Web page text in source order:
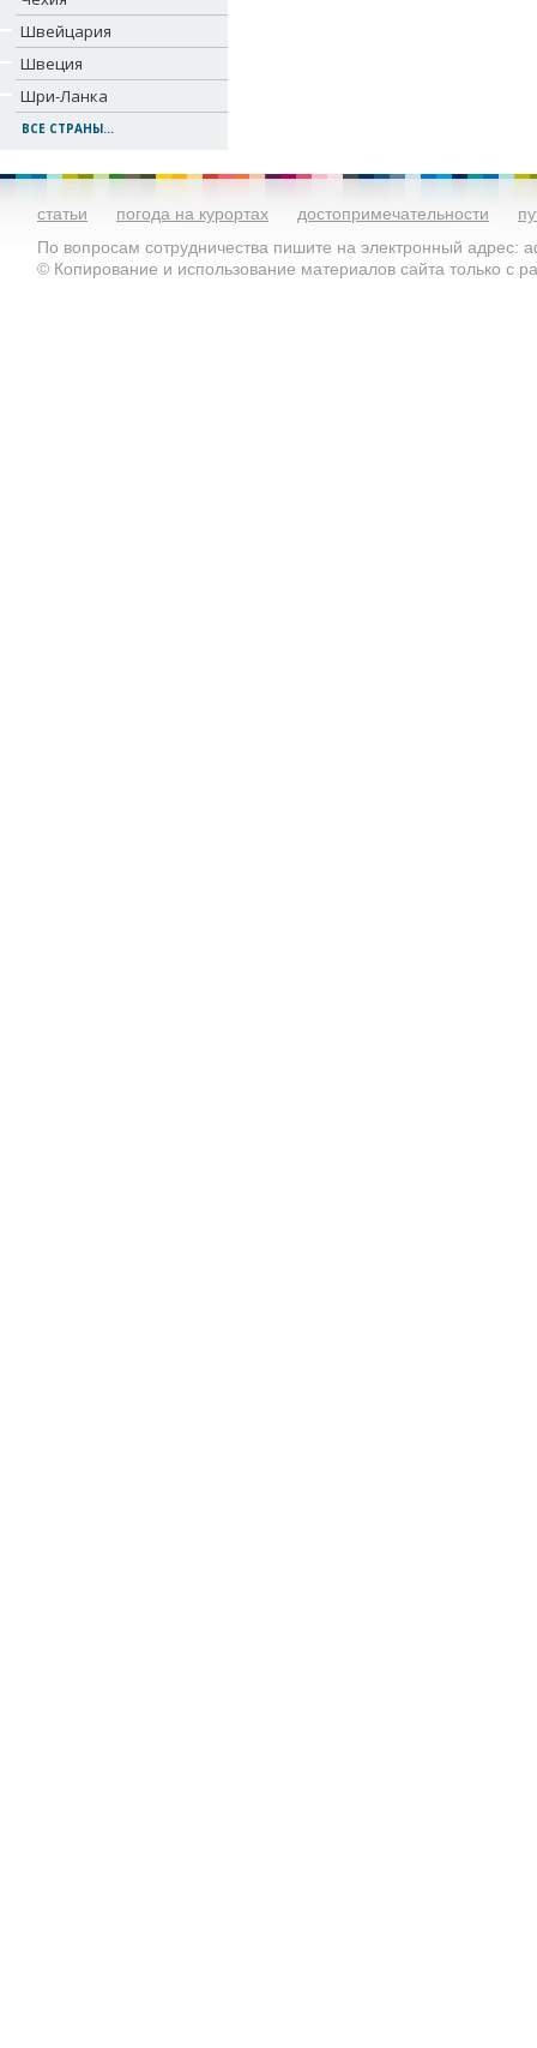
Швейцария
Швеция
Шри-Ланка
ВСЕ СТРАНЫ...
статьи погода на курортах достопримечательности
По вопросам сотрудничества пишите на электронный адрес:
© Копирование и использование материалов сайта только с